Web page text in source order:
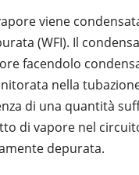
viene
(WFI). Il
facendolo
nella
di una quantità
di vapore nel
depurata.